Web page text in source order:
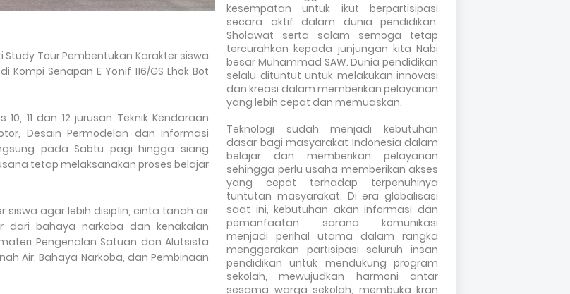
Study Tour Pembentukan Karakter siswa
Senapan E Yonif 116/GS Lhok Bot
11 dan 12 jurusan Teknik Kendaraan
Desain Permodelan dan Informasi
pada Sabtu pagi hingga siang
tetap melaksanakan proses belajar
siswa agar lebih disiplin, cinta tanah air
dari bahaya narkoba dan kenakalan
Pengenalan Satuan dan Alutsista
Air, Bahaya Narkoba, dan Pembinaan
kesempatan untuk ikut berpartisipasi
secara aktif dalam dunia pendidikan.
Sholawat serta salam semoga tetap
tercurahkan kepada junjungan kita Nabi
besar Muhammad SAW. Dunia pendidikan
selalu dituntut untuk melakukan innovasi
dan kreasi dalam memberikan pelayanan
yang lebih cepat dan memuaskan.
Teknologi sudah menjadi kebutuhan
dasar bagi masyarakat Indonesia dalam
belajar dan memberikan pelayanan
sehingga perlu usaha memberikan akses
yang cepat terhadap terpenuhinya
tuntutan masyarakat. Di era globalisasi
saat ini, kebutuhan akan informasi dan
pemanfaatan sarana komunikasi
menjadi perihal utama dalam rangka
menggerakan partisipasi seluruh insan
pendidikan untuk mendukung program
sekolah, mewujudkan harmoni antar
sesama warga sekolah, membuka kran